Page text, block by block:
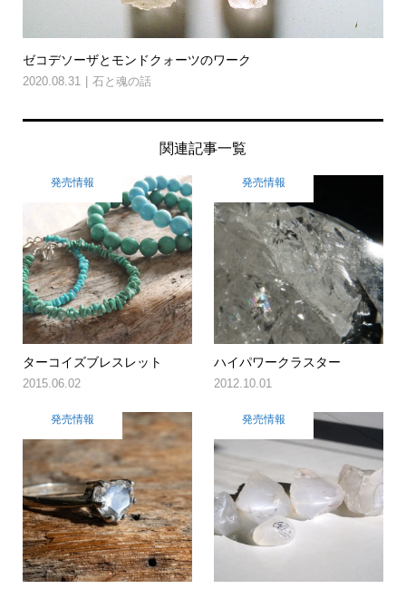
ゼコデソーザとモンドクォーツのワーク
2020.08.31 石と魂の話
関連記事一覧
発売情報
ターコイズブレスレット
2015.06.02
発売情報
ハイパワークラスター
2012.10.01
発売情報 発売情報